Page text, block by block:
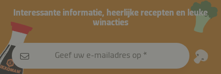
Interessante informatie, heerlijke recepten en leuke
winacties
Geef uw e-mailadres op